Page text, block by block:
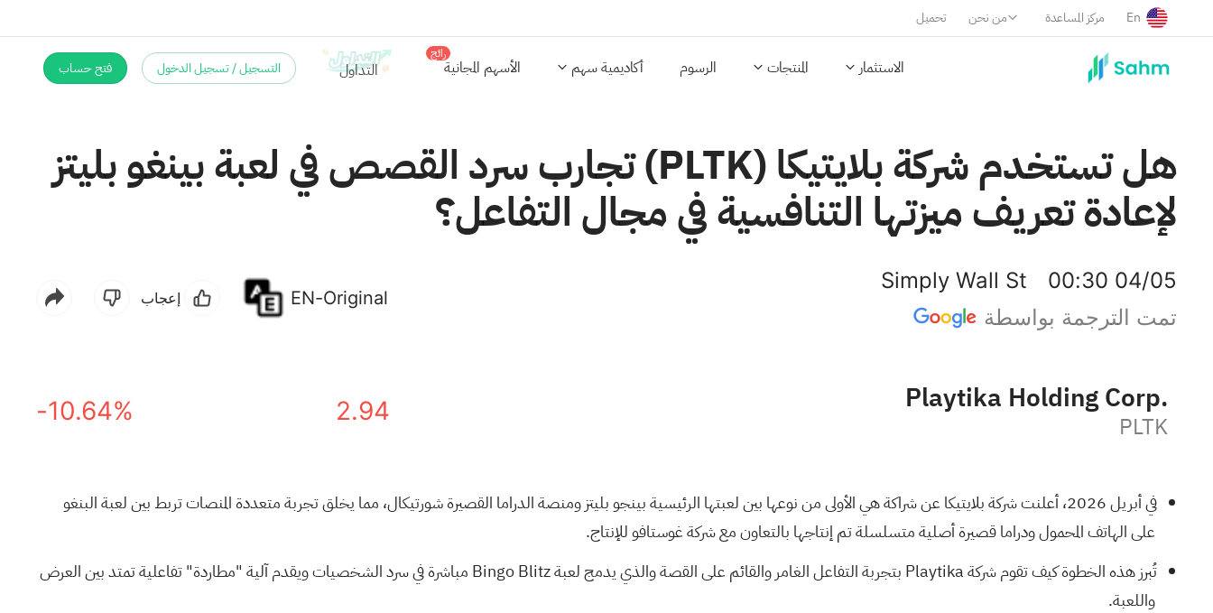
تحميل من نحن مركز المساعدة En
الاستثمار المنتجات الرسوم أكاديمية سهم الأسهم المجانية
رائج
التسجيل / تسجيل الدخول فتح حساب
هل تستخدم شركة بلايتيكا (PLTK) تجارب سرد القصص في لعبة بينغو بليتز
لإعادة تعريف ميزتها التنافسية في مجال التفاعل؟
Simply Wall St
00:30 04/05
تمت الترجمة بواسطة
EN-Original إعجاب
Playtika Holding Corp.
PLTK
2.94
-10.64%
في أبريل 2026، أعلنت شركة بلايتيكا عن شراكة هي الأولى من نوعها بين لعبتها الرئيسية بينجو بليتز ومنصة الدراما القصيرة شورتيكال، مما يخلق تجربة متعددة المنصات تربط بين لعبة البنغو
على الهاتف المحمول ودراما قصيرة أصلية متسلسلة تم إنتاجها بالتعاون مع شركة غوستافو للإنتاج.
تُبرز هذه الخطوة كيف تقوم شركة Playtika بتجربة التفاعل الغامر والقائم على القصة والذي يدمج لعبة Bingo Blitz مباشرة في سرد الشخصيات ويقدم آلية "مطاردة" تفاعلية تمتد بين العرض
واللعبة.